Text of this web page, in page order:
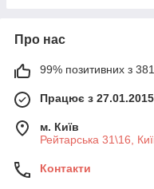
Про нас
99% позитивних з
Працює з 27.01.2015
м. Київ
Рейтарська 31\16,
Контакти